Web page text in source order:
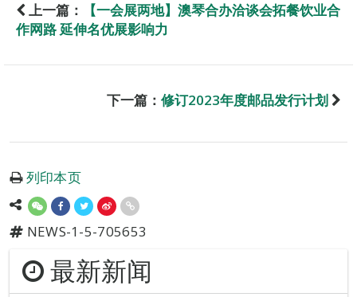
上一篇：
【一会展两地】澳琴合办洽谈会拓餐饮业合
作网路 延伸名优展影响力
下一篇： 修订2023年度邮品发行计划
列印本页
NEWS-1-5-705653
最新新闻